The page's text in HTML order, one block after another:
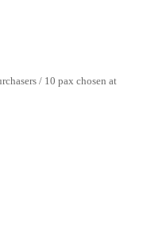
/ 10 pax chosen at